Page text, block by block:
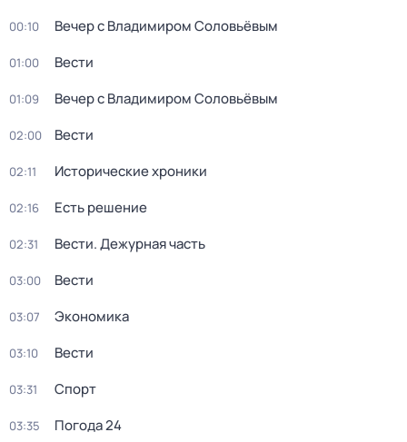
00:10 Вечер с Владимиром Соловьёвым
01:00 Вести
01:09 Вечер с Владимиром Соловьёвым
02:00 Вести
02:11 Исторические хроники
02:16 Есть решение
02:31 Вести. Дежурная часть
03:00 Вести
03:07 Экономика
03:10 Вести
03:31 Спорт
03:35 Погода 24